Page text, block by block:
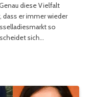
diese Vielfalt
er immer wieder
so
sich…